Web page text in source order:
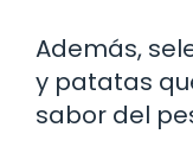
Además,
y patatas
sabor del